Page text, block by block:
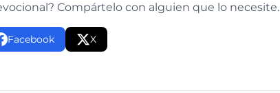
Compártelo con alguien que lo necesite.
Facebook X